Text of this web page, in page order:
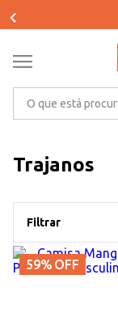
Trajanos
Filtrar
59% OFF